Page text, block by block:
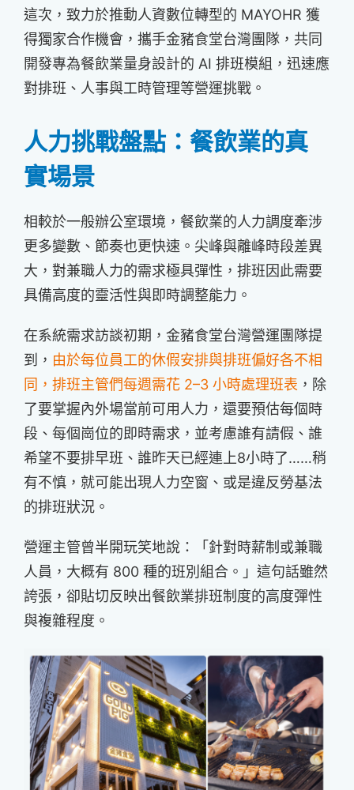
這次，致力於推動人資數位轉型的 MAYOHR 獲
得獨家合作機會，攜手金豬食堂台灣團隊，共同
開發專為餐飲業量身設計的 AI 排班模組，迅速應
對排班、人事與工時管理等營運挑戰。
人力挑戰盤點：餐飲業的真
實場景
相較於一般辦公室環境，餐飲業的人力調度牽涉
更多變數、節奏也更快速。尖峰與離峰時段差異
大，對兼職人力的需求極具彈性，排班因此需要
具備高度的靈活性與即時調整能力。
在系統需求訪談初期，金豬食堂台灣營運團隊提
到， 由於每位員工的休假安排與排班偏好各不相
同， 排班主管們每週需花 2–3 小時處理班表 ，除
了要掌握內外場當前可用人力，還要預估每個時
段、每個崗位的即時需求，並考慮誰有請假、誰
希望不要排早班、誰昨天已經連上8小時了……稍
有不慎，就可能出現人力空窗、或是違反勞基法
的排班狀況。
營運主管曾半開玩笑地說：「針對時薪制或兼職
人員，大概有 800 種的班別組合。」這句話雖然
誇張，卻貼切反映出餐飲業排班制度的高度彈性
與複雜程度。